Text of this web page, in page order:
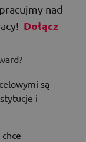
nad
Dołącz
są
i